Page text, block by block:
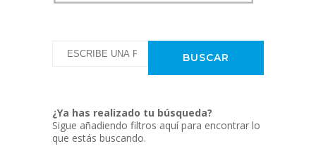
¿Ya has realizado tu búsqueda?
Sigue añadiendo filtros aquí para encontrar lo
que estás buscando.